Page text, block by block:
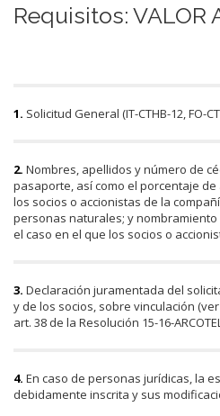
Requisitos: VALOR
1. Solicitud General (IT-CTHB-12, FO-
2. Nombres, apellidos y número de
pasaporte, así como el porcentaje
los socios o accionistas de la
personas naturales; y
el caso en el que los socios o
3. Declaración juramentada del
y de los socios, sobre vinculación
art. 38 de la Resolución 15-16-
4. En caso de personas jurídicas, la
debidamente inscrita y sus